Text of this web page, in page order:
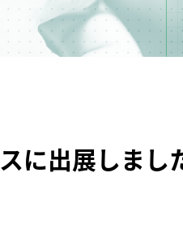
に出展しまし